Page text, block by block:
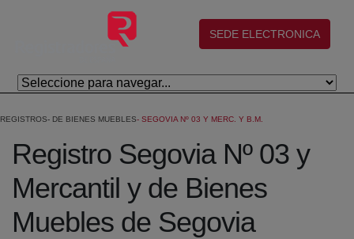
Saltar al contenido principal
(abre en nueva ventana)
SEDE ELECTRONICA
REGISTROS DE BIENES MUEBLES SEGOVIA Nº 03 Y MERC. Y B.M.
Registro Segovia Nº 03 y
Mercantil y de Bienes
Muebles de Segovia